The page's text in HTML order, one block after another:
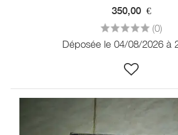
350,00 €
(0)
Déposée le 04/08/2026 à